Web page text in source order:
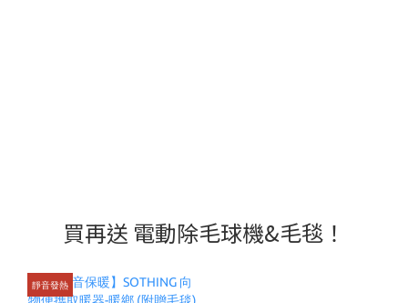
買再送 電動除毛球機&毛毯！
靜音發熱